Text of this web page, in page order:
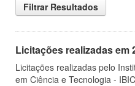
Filtrar Resultados
Licitações realizadas em
Licitações realizadas pelo
em Ciência e Tecnologia -